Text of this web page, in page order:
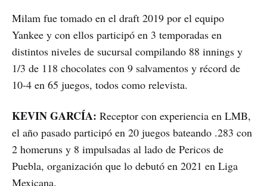
Milam fue tomado en el draft 2019 por el equipo
Yankee y con ellos participó en 3 temporadas en
distintos niveles de sucursal compilando 88 innings y
1/3 de 118 chocolates con 9 salvamentos y récord de
10-4 en 65 juegos, todos como relevista.
KEVIN GARCÍA: Receptor con experiencia en LMB,
el año pasado participó en 20 juegos bateando .283 con
2 homeruns y 8 impulsadas al lado de Pericos de
Puebla, organización que lo debutó en 2021 en Liga
Mexicana.